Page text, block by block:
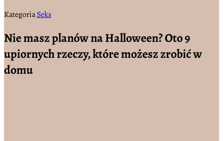
KategoriaSeks
Nie masz planów na Halloween? Oto 9
upiornych rzeczy, które możesz zrobić w
domu